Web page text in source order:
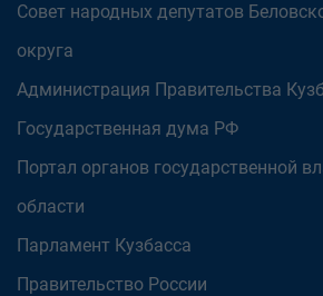
Совет народных депутатов
округа
Администрация Правительства
Государственная дума РФ
Портал органов государственной
области
Парламент Кузбасса
Правительство России